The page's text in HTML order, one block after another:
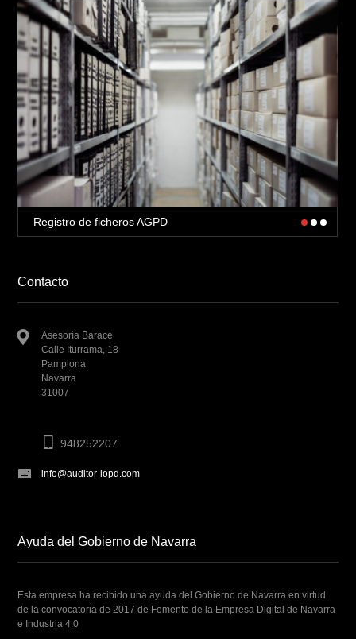
Registro de ficheros AGPD
Contacto
Asesoría Barace
Calle Iturrama, 18
Pamplona
Navarra
31007
948252207
info@auditor-lopd.com
Ayuda del Gobierno de Navarra
Esta empresa ha recibido una ayuda del Gobierno de Navarra en virtud
de la convocatoria de 2017 de Fomento de la Empresa Digital de Navarra
e Industria 4.0